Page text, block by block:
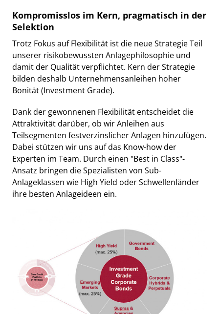
Kompromisslos im Kern, pragmatisch in der
Selektion
Trotz Fokus auf Flexibilität ist die neue Strategie Teil
unserer risikobewussten Anlagephilosophie und
damit der Qualität verpflichtet. Kern der Strategie
bilden deshalb Unternehmensanleihen hoher
Bonität (Investment Grade).
Dank der gewonnenen Flexibilität entscheidet die
Attraktivität darüber, ob wir Anleihen aus
Teilsegmenten festverzinslicher Anlagen hinzufügen.
Dabei stützen wir uns auf das Know-how der
Experten im Team. Durch einen "Best in Class"-
Ansatz bringen die Spezialisten von Sub-
Anlageklassen wie High Yield oder Schwellenländer
ihre besten Anlageideen ein.